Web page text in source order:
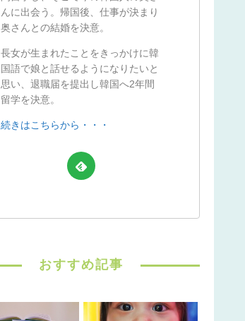
んに出会う。帰国後、仕事が決まり
奥さんとの結婚を決意。
長女が生まれたことをきっかけに韓
国語で娘と話せるようになりたいと
思い、退職届を提出し韓国へ2年間
留学を決意。
続きはこちらから・・・
おすすめ記事